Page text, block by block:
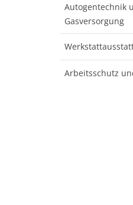
Autogentechnik
Gasversorgung
Arbeitsschutz